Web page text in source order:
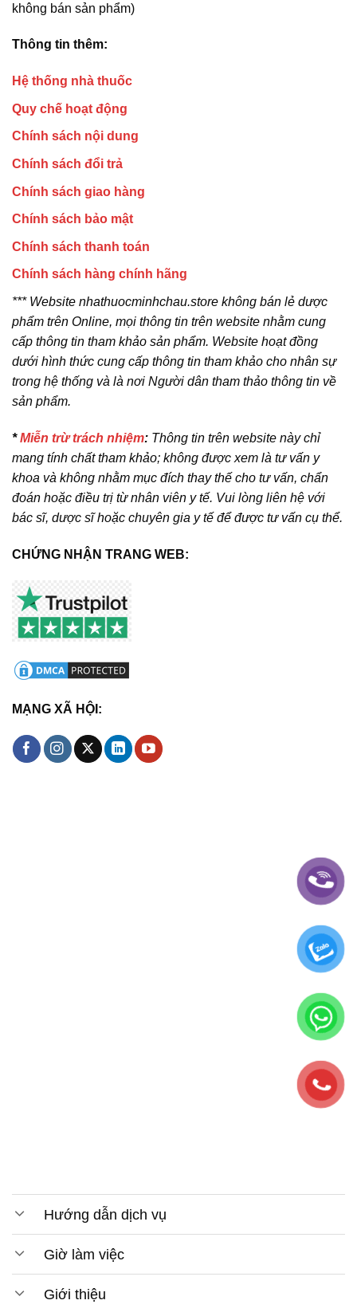
không bán sản phẩm)
Thông tin thêm:
Hệ thống nhà thuốc
Quy chế hoạt động
Chính sách nội dung
Chính sách đổi trả
Chính sách giao hàng
Chính sách bảo mật
Chính sách thanh toán
Chính sách hàng chính hãng
*** Website nhathuocminhchau.store không bán lẻ dược
phẩm trên Online, mọi thông tin trên website nhằm cung
cấp thông tin tham khảo sản phẩm. Website hoạt đồng
dưới hình thức cung cấp thông tin tham khảo cho nhân sự
trong hệ thống và là nơi Người dân tham thảo thông tin về
sản phẩm.
*Miễn trừ trách nhiệm: Thông tin trên website này chỉ
mang tính chất tham khảo; không được xem là tư vấn y
khoa và không nhằm mục đích thay thế cho tư vấn, chẩn
đoán hoặc điều trị từ nhân viên y tế. Vui lòng liên hệ với
bác sĩ, dược sĩ hoặc chuyên gia y tế để được tư vấn cụ thể.
CHỨNG NHẬN TRANG WEB:
MẠNG XÃ HỘI:
Hướng dẫn dịch vụ
Giờ làm việc
Giới thiệu